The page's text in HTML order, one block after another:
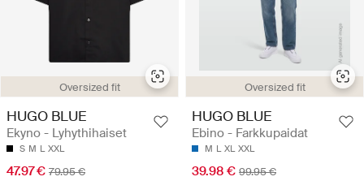
Oversized fit
HUGO BLUE
Ekyno - Lyhythihaiset
S M L XXL
47.97 € 79.95 €
Oversized fit
HUGO BLUE
Ebino - Farkkupaidat
M L XL XXL
39.98 € 99.95 €